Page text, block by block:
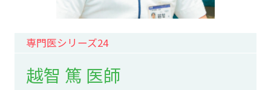
専門医シリーズ24
越智 篤 医師